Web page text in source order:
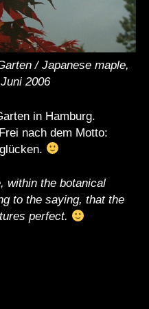
/ Japanese maple,
2006
in Hamburg.
nach dem Motto:
within the botanical
to the saying, that the
perfect.